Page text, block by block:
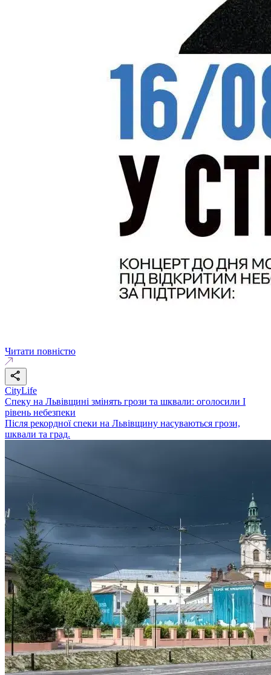
Читати повністю
CityLife
Спеку на Львівщині змінять грози та шквали: оголосили І
рівень небезпеки
Після рекордної спеки на Львівщину насуваються грози,
шквали та град.